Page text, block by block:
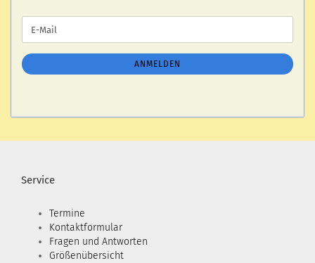
ZUR
ANMELDUNG
E-
Mail
ANMELDEN
Service
Termine
Kontaktformular
Fragen und Antworten
Größenübersicht